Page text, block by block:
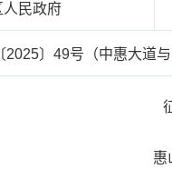
人民政府
〕49号（中惠大道
惠